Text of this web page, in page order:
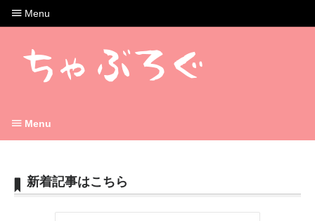
新着記事はこちら
Menu
Menu